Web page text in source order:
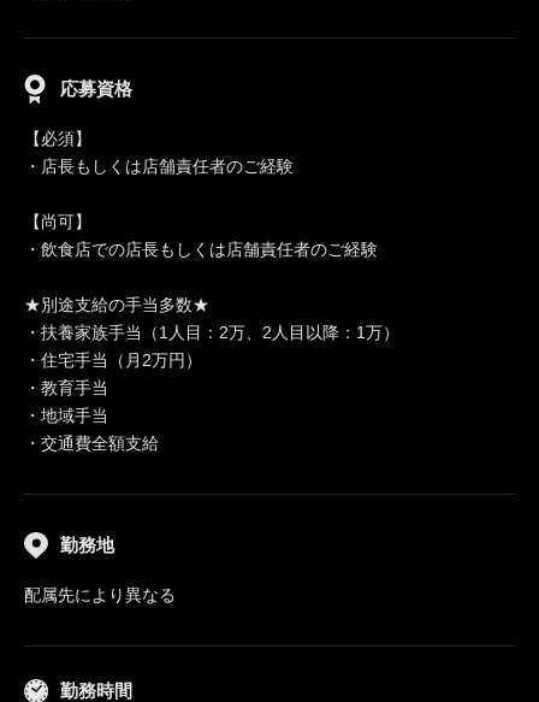
応募資格
【必須】
・店長もしくは店舗責任者のご経験
【尚可】
・飲食店での店長もしくは店舗責任者のご経験
★別途支給の手当多数★
・扶養家族手当（1人目：2万、2人目以降：1万）
・住宅手当（月2万円）
・教育手当
・地域手当
・交通費全額支給
勤務地
配属先により異なる
勤務時間